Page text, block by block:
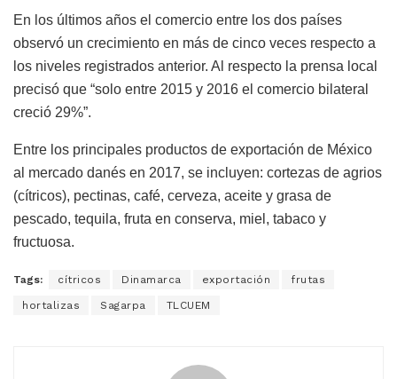
En los últimos años el comercio entre los dos países
observó un crecimiento en más de cinco veces respecto a
los niveles registrados anterior. Al respecto la prensa local
precisó que “solo entre 2015 y 2016 el comercio bilateral
creció 29%”.
Entre los principales productos de exportación de México
al mercado danés en 2017, se incluyen: cortezas de agrios
(cítricos), pectinas, café, cerveza, aceite y grasa de
pescado, tequila, fruta en conserva, miel, tabaco y
fructuosa.
Tags: cítricos Dinamarca exportación frutas
hortalizas Sagarpa TLCUEM